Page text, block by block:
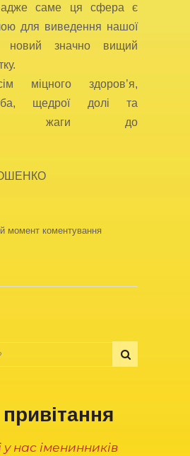
адже саме ця сфера є
для виведення нашої
новий значно вищий
міцного здоров’я,
щедрої долі та
жаги до
момент коментування
у нас іменинників